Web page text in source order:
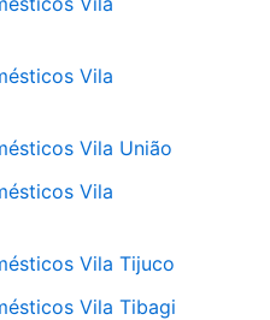
Vila
Vila União
Vila
Vila Tijuco
Vila Tibagi